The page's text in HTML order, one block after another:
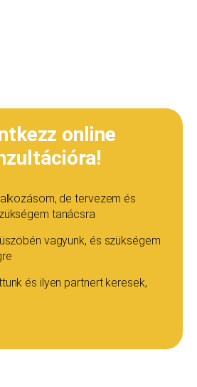
online
de tervezem és
tanácsra
vagyunk, és szükségem
és ilyen partnert keresek,